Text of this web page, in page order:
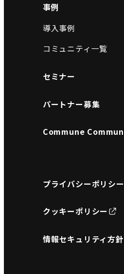
事例
導入事例
コミュニティ一覧
セミナー
パートナー募集
Commune
プライバシーポリシー
クッキーポリシー
情報セキュリティ方針